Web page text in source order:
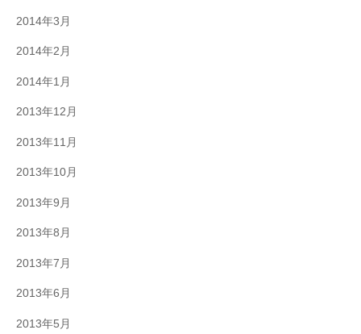
2014年3月
2014年2月
2014年1月
2013年12月
2013年11月
2013年10月
2013年9月
2013年8月
2013年7月
2013年6月
2013年5月